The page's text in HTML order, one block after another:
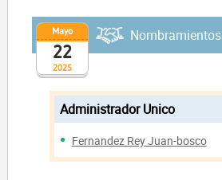
2025
Mayo
22
Nombramientos
Administrador Unico
Fernandez Rey Juan-bosco